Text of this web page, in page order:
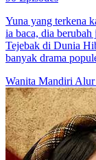
Yuna yang terkena
ia baca, dia
Tejebak di Dunia
banyak drama
Wanita Mandiri Alur